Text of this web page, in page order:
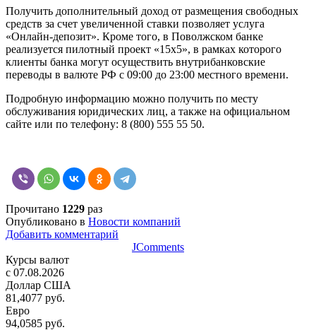
Получить дополнительный доход от размещения свободных
средств за счет увеличенной ставки позволяет услуга
«Онлайн-депозит». Кроме того, в Поволжском банке
реализуется пилотный проект «15х5», в рамках которого
клиенты банка могут осуществить внутрибанковские
переводы в валюте РФ с 09:00 до 23:00 местного времени.
Подробную информацию можно получить по месту
обслуживания юридических лиц, а также на официальном
сайте или по телефону: 8 (800) 555 55 50.
Прочитано 1229 раз
Опубликовано в Новости компаний
Добавить комментарий
JComments
Курсы валют
c 07.08.2026
Доллар США
81,4077 руб.
Евро
94,0585 руб.